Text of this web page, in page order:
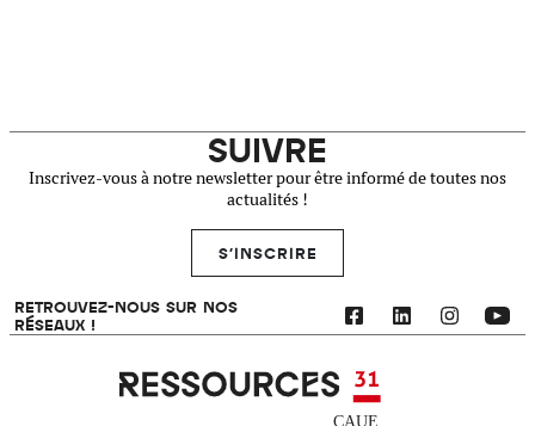
SUIVRE
Inscrivez-vous à notre newsletter pour être informé de toutes nos
actualités !
S'INSCRIRE
RETROUVEZ-NOUS SUR NOS
RÉSEAUX !
Ressources 31